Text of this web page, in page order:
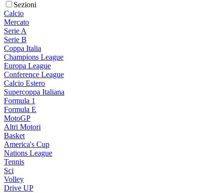
Sezioni
Calcio
Mercato
Serie A
Serie B
Coppa Italia
Champions League
Europa League
Conference League
Calcio Estero
Supercoppa Italiana
Formula 1
Formula E
MotoGP
Altri Motori
Basket
America's Cup
Nations League
Tennis
Sci
Volley
Drive UP